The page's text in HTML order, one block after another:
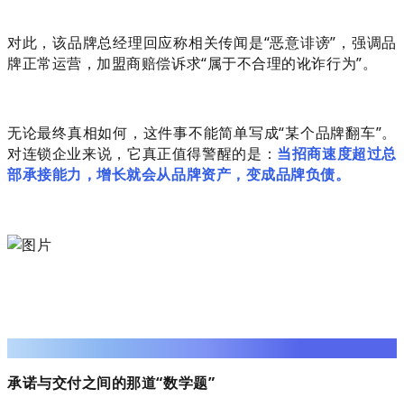
对此，该品牌总经理回应称相关传闻是“恶意诽谤”，强调品
牌正常运营，加盟商赔偿诉求“属于不合理的讹诈行为”。
无论最终真相如何，这件事不能简单写成“某个品牌翻车”。
对连锁企业来说，它真正值得警醒的是： 当招商速度超过总
部承接能力，增长就会从品牌资产，变成品牌负债。
承诺与交付之间的那道“数学题”